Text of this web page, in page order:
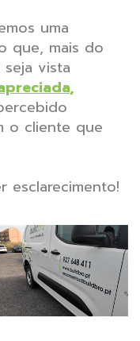
uma
que, mais do
vista
,
o cliente que
esclarecimento!